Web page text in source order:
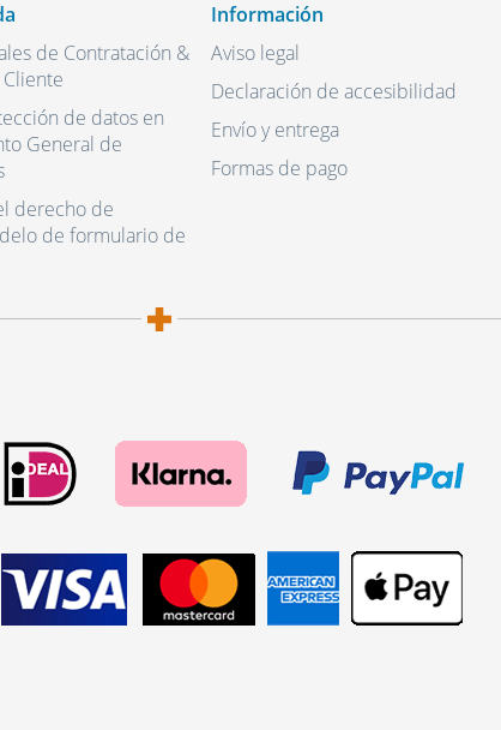
de Contratación &
de datos en
General de
derecho de
de formulario de
Información
Aviso legal
Declaración de accesibilidad
Envío y entrega
Formas de pago